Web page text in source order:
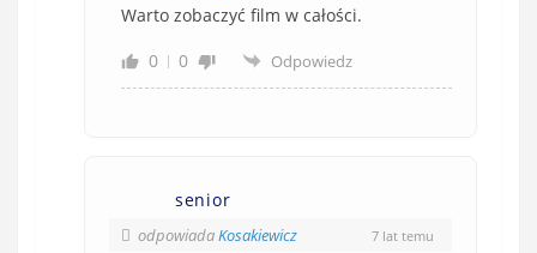
Warto zobaczyć film w całości.
0
0 Odpowiedz
senior
odpowiadaKosakiewicz 7 lat temu